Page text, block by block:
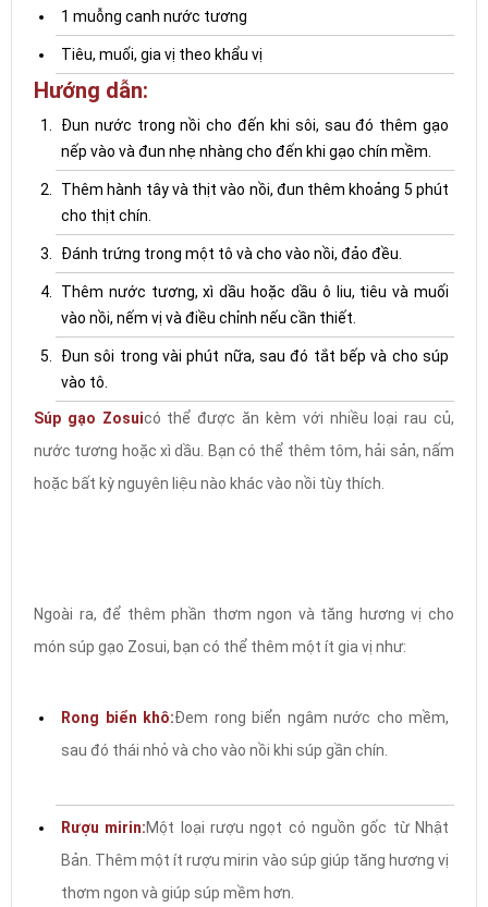
1 muỗng canh nước tương
Tiêu, muối, gia vị theo khẩu vị
Hướng dẫn:
Đun nước trong nồi cho đến khi sôi, sau đó thêm gạo
nếp vào và đun nhẹ nhàng cho đến khi gạo chín mềm.
Thêm hành tây và thịt vào nồi, đun thêm khoảng 5 phút
cho thịt chín.
Đánh trứng trong một tô và cho vào nồi, đảo đều.
Thêm nước tương, xì dầu hoặc dầu ô liu, tiêu và muối
vào nồi, nếm vị và điều chỉnh nếu cần thiết.
Đun sôi trong vài phút nữa, sau đó tắt bếp và cho súp
vào tô.
Súp gạo Zosuicó thể được ăn kèm với nhiều loại rau củ,
nước tương hoặc xì dầu. Bạn có thể thêm tôm, hải sản, nấm
hoặc bất kỳ nguyên liệu nào khác vào nồi tùy thích.
Ngoài ra, để thêm phần thơm ngon và tăng hương vị cho
món súp gạo Zosui, bạn có thể thêm một ít gia vị như:
Rong biển khô:Đem rong biển ngâm nước cho mềm,
sau đó thái nhỏ và cho vào nồi khi súp gần chín.
Rượu mirin:Một loại rượu ngọt có nguồn gốc từ Nhật
Bản. Thêm một ít rượu mirin vào súp giúp tăng hương vị
thơm ngon và giúp súp mềm hơn.